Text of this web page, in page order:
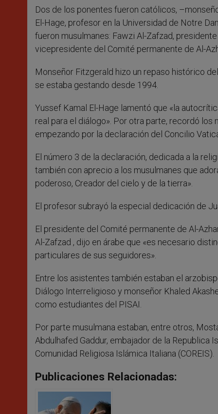
Dos de los ponentes fueron católicos,
El-Hage, profesor en la Universidad de Notre
fueron musulmanes: Fawzi Al-Zafzad,
vicepresidente del Comité permanente de Al-
Monseñor Fitzgerald hizo un repaso histórico
se estaba gestando desde 1994.
Yussef Kamal El-Hage lamentó que «la
real para el diálogo». Por otra parte, recordó
empezando por la declaración del Concilio
El número 3 de la declaración, dedicada a la
también con aprecio a los musulmanes que
poderoso, Creador del cielo y de la tierra».
El profesor subrayó la especial dedicación de
El presidente del Comité permanente de Al-
Al-Zafzad , dijo en árabe que «es necesario
particulares de sus seguidores».
Entre los asistentes también estaban el
Diálogo Interreligioso y monseñor Khaled
como estudiantes del PISAI.
Por parte musulmana estaban, entre otros,
Abdulhafed Gaddur, embajador de la Republica
Comunidad Religiosa Islámica Italiana (COREIS).
Publicaciones Relacionadas: